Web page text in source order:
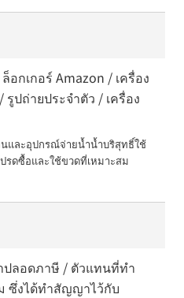
อกเกอร์ Amazon / เครื่อง
ปถ่ายประจำตัว / เครื่อง
และอุปกรณ์จ่ายน้ำน้ำบริสุทธิ์ใช้
รดซื้อและใช้ขวดที่เหมาะสม
ปลอดภาษี / ตัวแทนที่ทำ
ซึ่งได้ทำสัญญาไว้กับ